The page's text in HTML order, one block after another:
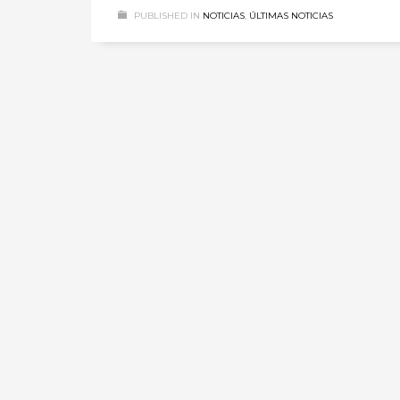
PUBLISHED IN NOTICIAS, ÚLTIMAS NOTICIAS